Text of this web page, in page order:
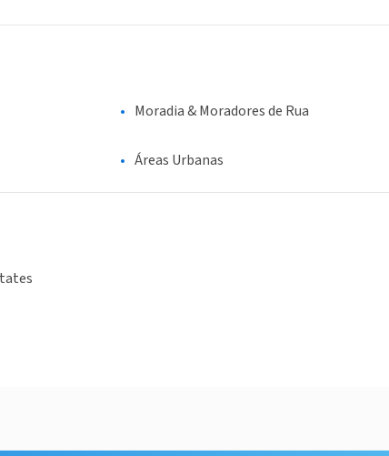
Moradia & Moradores de Rua
Áreas Urbanas